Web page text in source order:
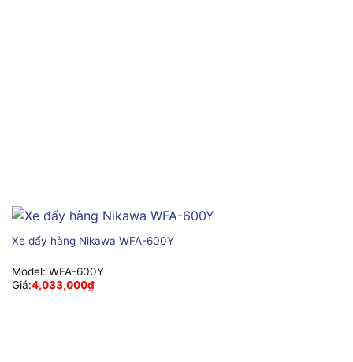
Xe đẩy hàng Nikawa WFA-600Y
Model: WFA-600Y
Giá:4,033,000₫